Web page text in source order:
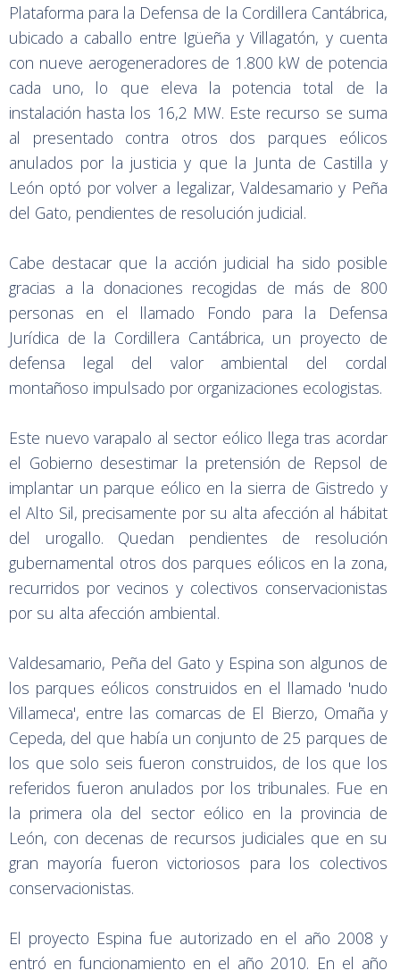
Plataforma para la Defensa de la Cordillera Cantábrica,
ubicado a caballo entre Igüeña y Villagatón, y cuenta
con nueve aerogeneradores de 1.800 kW de potencia
cada uno, lo que eleva la potencia total de la
instalación hasta los 16,2 MW. Este recurso se suma
al presentado contra otros dos parques eólicos
anulados por la justicia y que la Junta de Castilla y
León optó por volver a legalizar, Valdesamario y Peña
del Gato, pendientes de resolución judicial.
Cabe destacar que la acción judicial ha sido posible
gracias a la donaciones recogidas de más de 800
personas en el llamado Fondo para la Defensa
Jurídica de la Cordillera Cantábrica, un proyecto de
defensa legal del valor ambiental del cordal
montañoso impulsado por organizaciones ecologistas.
Este nuevo varapalo al sector eólico llega tras acordar
el Gobierno desestimar la pretensión de Repsol de
implantar un parque eólico en la sierra de Gistredo y
el Alto Sil, precisamente por su alta afección al hábitat
del urogallo. Quedan pendientes de resolución
gubernamental otros dos parques eólicos en la zona,
recurridos por vecinos y colectivos conservacionistas
por su alta afección ambiental.
Valdesamario, Peña del Gato y Espina son algunos de
los parques eólicos construidos en el llamado 'nudo
Villameca', entre las comarcas de El Bierzo, Omaña y
Cepeda, del que había un conjunto de 25 parques de
los que solo seis fueron construidos, de los que los
referidos fueron anulados por los tribunales. Fue en
la primera ola del sector eólico en la provincia de
León, con decenas de recursos judiciales que en su
gran mayoría fueron victoriosos para los colectivos
conservacionistas.
El proyecto Espina fue autorizado en el año 2008 y
entró en funcionamiento en el año 2010. En el año